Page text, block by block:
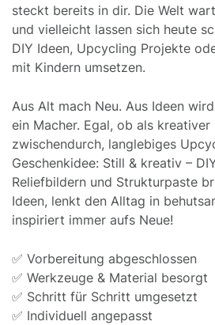
steckt bereits in dir. Die Welt
und vielleicht lassen sich heute
DIY Ideen, Upcycling Projekte
mit Kindern umsetzen.
Aus Alt mach Neu. Aus Ideen
ein Macher. Egal, ob als kreativer
zwischendurch, langlebiges
Geschenkidee: Still & kreativ –
Reliefbildern und Strukturpaste
Ideen, lenkt den Alltag in
inspiriert immer aufs Neue!
✅ Vorbereitung abgeschlossen
✅ Werkzeuge & Material besorgt
✅ Schritt für Schritt umgesetzt
✅ Individuell angepasst